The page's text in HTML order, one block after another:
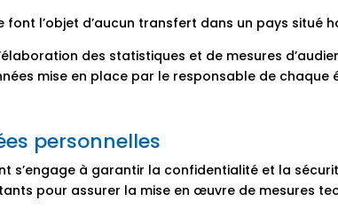
font l’objet d’aucun transfert dans un pays situé
des statistiques et de mesures
mise en place par le responsable de chaque
personnelles
s’engage à garantir la confidentialité et la
pour assurer la mise en œuvre de mesures